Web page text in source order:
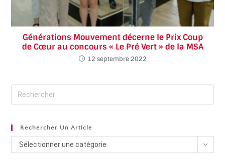
Générations Mouvement décerne le Prix Coup
de Cœur au concours « Le Pré Vert » de la MSA
12 septembre 2022
Rechercher Un Article
Sélectionner une catégorie